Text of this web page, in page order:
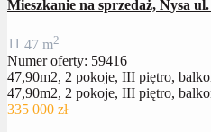
Mieszkanie na sprzedaż, Nysa
11 47 m2
Numer oferty: 59416
47,90m2, 2 pokoje, III piętro,
47,90m2, 2 pokoje, III piętro,
335 000 zł